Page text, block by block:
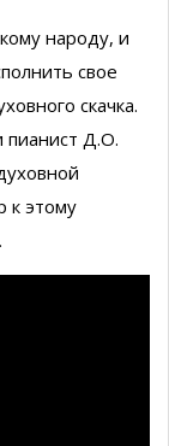
народу, и
свое
скачка.
пианист Д.О.
к этому